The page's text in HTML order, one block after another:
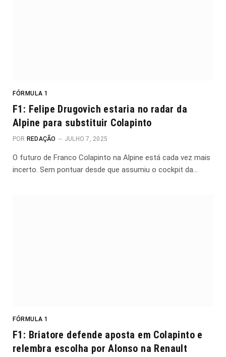
FÓRMULA 1
F1: Felipe Drugovich estaria no radar da
Alpine para substituir Colapinto
POR REDAÇÃO JULHO 7, 2025
O futuro de Franco Colapinto na Alpine está cada vez mais
incerto. Sem pontuar desde que assumiu o cockpit da…
FÓRMULA 1
F1: Briatore defende aposta em Colapinto e
relembra escolha por Alonso na Renault